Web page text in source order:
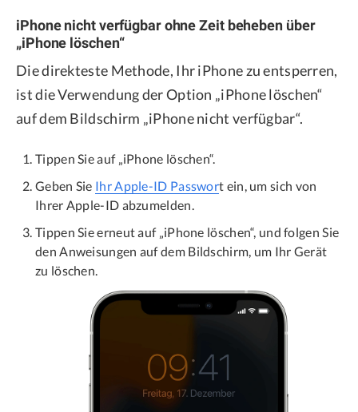
iPhone nicht verfügbar ohne Zeit beheben über
„iPhone löschen“
Die direkteste Methode, Ihr iPhone zu entsperren,
ist die Verwendung der Option „iPhone löschen“
auf dem Bildschirm „iPhone nicht verfügbar“.
Tippen Sie auf „iPhone löschen“.
Geben Sie Ihr Apple-ID Passwort ein, um sich von
Ihrer Apple-ID abzumelden.
Tippen Sie erneut auf „iPhone löschen“, und folgen Sie
den Anweisungen auf dem Bildschirm, um Ihr Gerät
zu löschen.